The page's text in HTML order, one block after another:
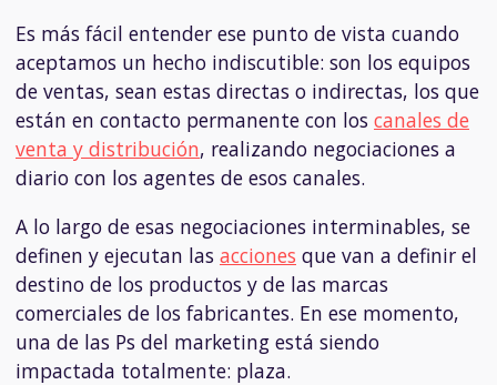
Es más fácil entender ese punto de vista cuando
aceptamos un hecho indiscutible: son los equipos
de ventas, sean estas directas o indirectas, los que
están en contacto permanente con los canales de
venta y distribución, realizando negociaciones a
diario con los agentes de esos canales.
A lo largo de esas negociaciones interminables, se
definen y ejecutan las acciones que van a definir el
destino de los productos y de las marcas
comerciales de los fabricantes. En ese momento,
una de las Ps del marketing está siendo
impactada totalmente: plaza.